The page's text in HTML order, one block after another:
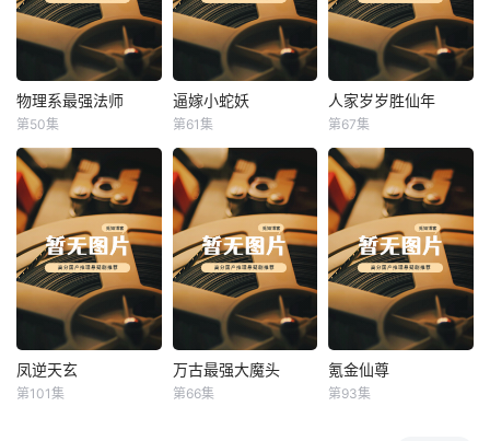
物理系最强法师
物理系最强法师
第50集
逼嫁小蛇妖
逼嫁小蛇妖
第61集
人家岁岁胜仙年
人家岁岁胜仙年
第67集
凤逆天玄
凤逆天玄
第101集
万古最强大魔头
万古最强大魔头
第66集
氪金仙尊
氪金仙尊
第93集